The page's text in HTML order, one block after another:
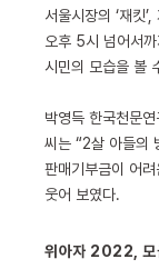
서울시장의 ‘재킷
오후 5시 넘어서
시민의 모습을 볼
박영득 한국천문
씨는 “2살 아들의
판매기부금이 어
웃어 보였다.
위아자 2022,